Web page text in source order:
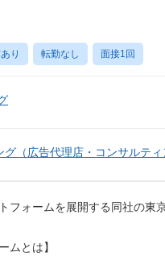
り 転勤なし 面接1回
（広告代理店・コンサルティ
ォームを展開する同社の東
ムとは】